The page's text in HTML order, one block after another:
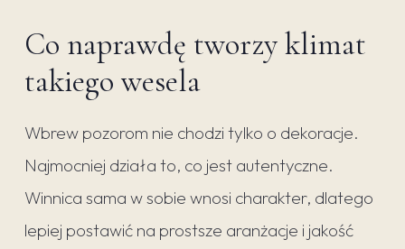
Co naprawdę tworzy klimat
takiego wesela
Wbrew pozorom nie chodzi tylko o dekoracje.
Najmocniej działa to, co jest autentyczne.
Winnica sama w sobie wnosi charakter, dlatego
lepiej postawić na prostsze aranżacje i jakość